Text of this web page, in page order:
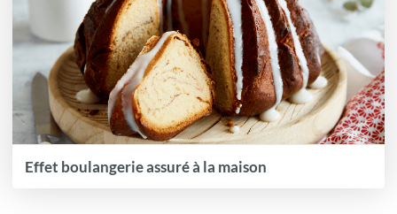
Effet boulangerie assuré à la maison